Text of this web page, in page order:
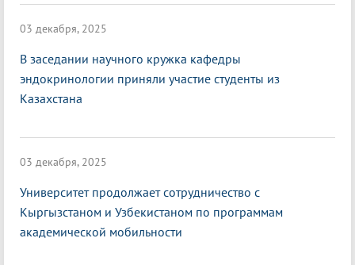
03 декабря, 2025
В заседании научного кружка кафедры
эндокринологии приняли участие студенты из
Казахстана
03 декабря, 2025
Университет продолжает сотрудничество с
Кыргызстаном и Узбекистаном по программам
академической мобильности